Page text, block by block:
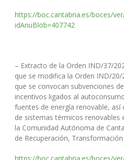
https://boc.cantabria.es/boces/
idAnuBlob=407742
– Extracto de la Orden IND/37/
que se modifica la Orden IND/
que se convocan subvenciones
incentivos ligados al
fuentes de energía renovable,
de sistemas térmicos renovables
la Comunidad Autónoma de
de Recuperación, Transformación